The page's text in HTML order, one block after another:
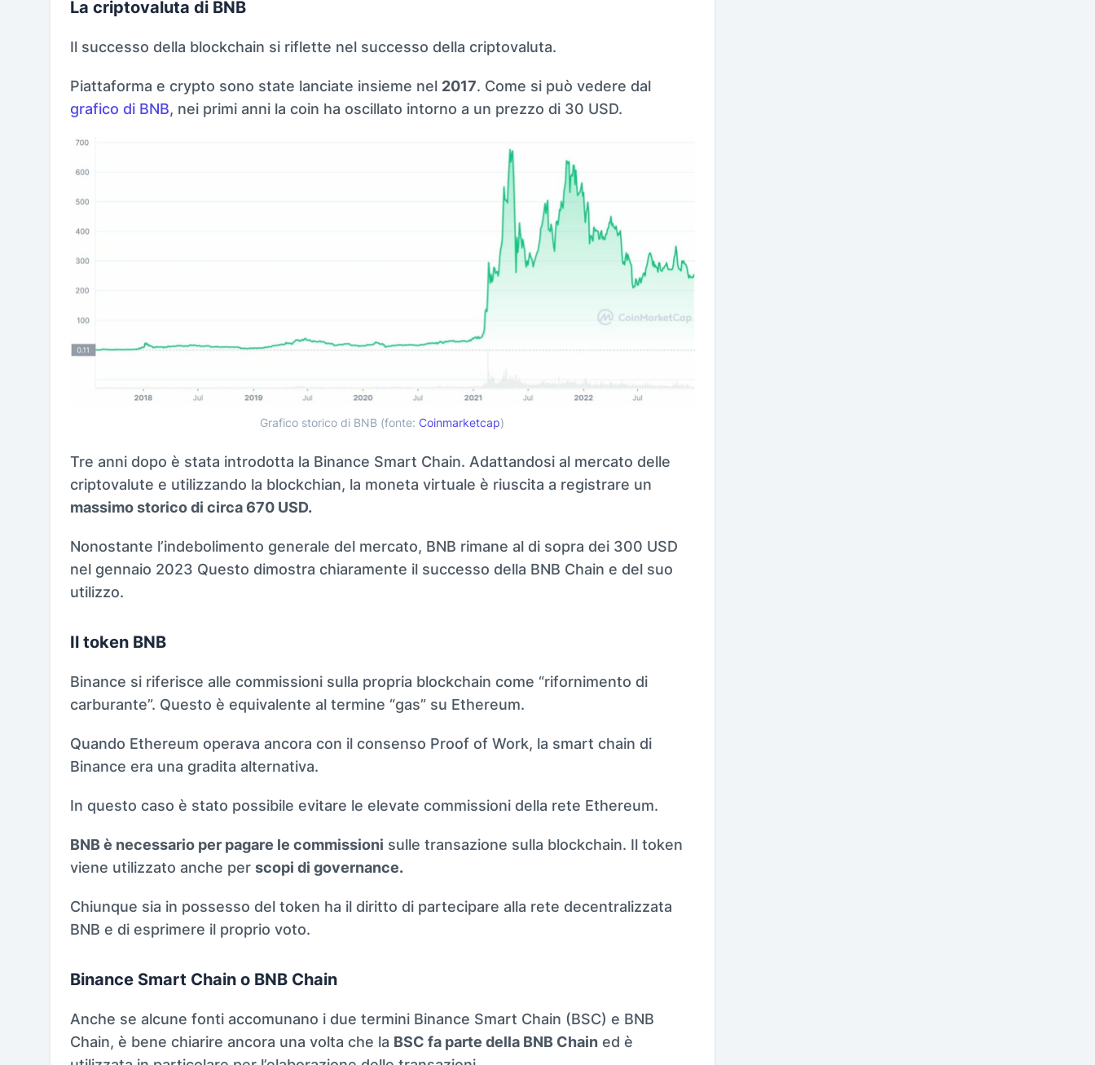
La criptovaluta di BNB
Il successo della blockchain si riflette nel successo della criptovaluta.
Piattaforma e crypto sono state lanciate insieme nel 2017. Come si può vedere dal
grafico di BNB, nei primi anni la coin ha oscillato intorno a un prezzo di 30 USD.
Grafico storico di BNB (fonte:Coinmarketcap)
Tre anni dopo è stata introdotta la Binance Smart Chain. Adattandosi al mercato delle
criptovalute e utilizzando la blockchian, la moneta virtuale è riuscita a registrare un
massimo storico di circa 670 USD.
Nonostante l’indebolimento generale del mercato, BNB rimane al di sopra dei 300 USD
nel gennaio 2023 Questo dimostra chiaramente il successo della BNB Chain e del suo
utilizzo.
Il token BNB
Binance si riferisce alle commissioni sulla propria blockchain come “rifornimento di
carburante”. Questo è equivalente al termine “gas” su Ethereum.
Quando Ethereum operava ancora con il consenso Proof of Work, la smart chain di
Binance era una gradita alternativa.
In questo caso è stato possibile evitare le elevate commissioni della rete Ethereum.
BNB è necessario per pagare le commissioni sulle transazione sulla blockchain. Il token
viene utilizzato anche per scopi di governance.
Chiunque sia in possesso del token ha il diritto di partecipare alla rete decentralizzata
BNB e di esprimere il proprio voto.
Binance Smart Chain o BNB Chain
Anche se alcune fonti accomunano i due termini Binance Smart Chain (BSC) e BNB
Chain, è bene chiarire ancora una volta che la BSC fa parte della BNB Chain ed è